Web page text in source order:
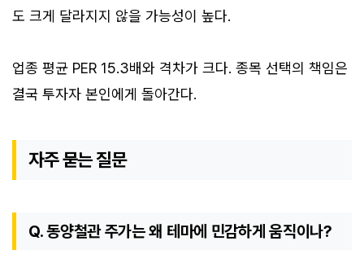
도 크게 달라지지 않을 가능성이 높다.
업종 평균 PER 15.3배와 격차가 크다. 종목 선택의 책임은
결국 투자자 본인에게 돌아간다.
자주 묻는 질문
Q. 동양철관 주가는 왜 테마에 민감하게 움직이나?